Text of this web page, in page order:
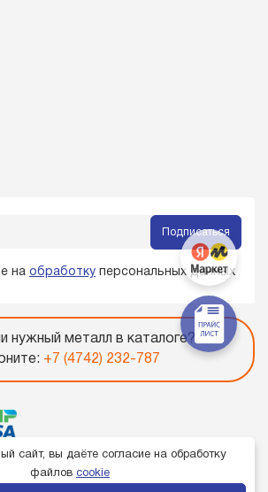
Подписаться
на обработку персональных данных
нужный металл в каталоге?
+7 (4742) 232-787
сайт, вы даёте согласие на обработку
файлов cookie